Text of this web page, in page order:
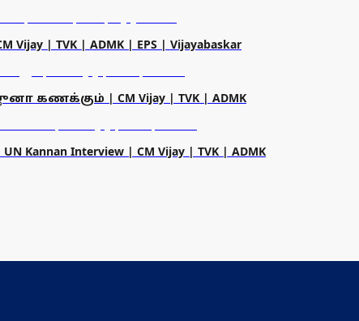
| TVK | ADMK | EPS | Vijayabaskar
கணக்கும் | CM Vijay | TVK | ADMK
Interview | CM Vijay | TVK | ADMK